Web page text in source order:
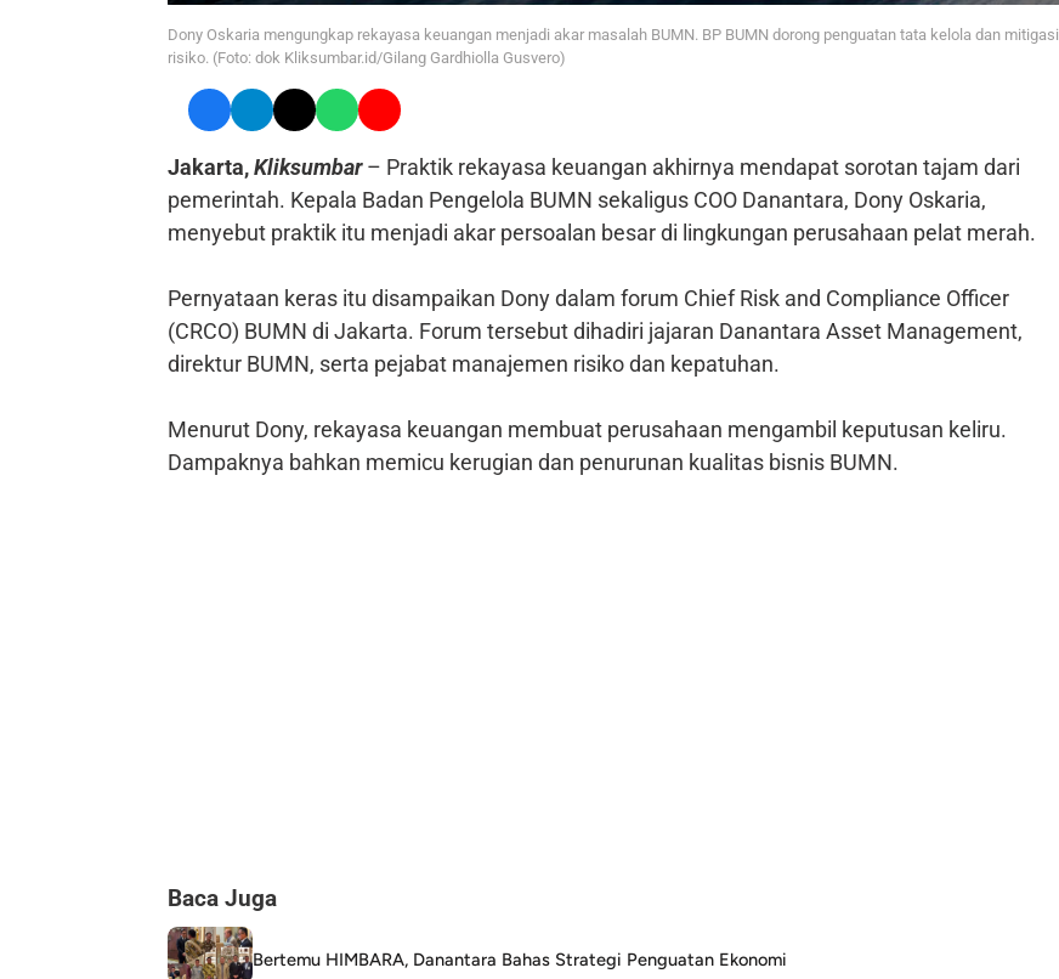
Dony Oskaria mengungkap rekayasa keuangan menjadi akar masalah BUMN. BP BUMN dorong penguatan tata kelola dan mitigasi
risiko. (Foto: dok Kliksumbar.id/Gilang Gardhiolla Gusvero)
Jakarta,Kliksumbar – Praktik rekayasa keuangan akhirnya mendapat sorotan tajam dari
pemerintah. Kepala Badan Pengelola BUMN sekaligus COO Danantara, Dony Oskaria,
menyebut praktik itu menjadi akar persoalan besar di lingkungan perusahaan pelat merah.
Pernyataan keras itu disampaikan Dony dalam forum Chief Risk and Compliance Officer
(CRCO) BUMN di Jakarta. Forum tersebut dihadiri jajaran Danantara Asset Management,
direktur BUMN, serta pejabat manajemen risiko dan kepatuhan.
Menurut Dony, rekayasa keuangan membuat perusahaan mengambil keputusan keliru.
Dampaknya bahkan memicu kerugian dan penurunan kualitas bisnis BUMN.
Baca Juga
Bertemu HIMBARA, Danantara Bahas Strategi Penguatan Ekonomi